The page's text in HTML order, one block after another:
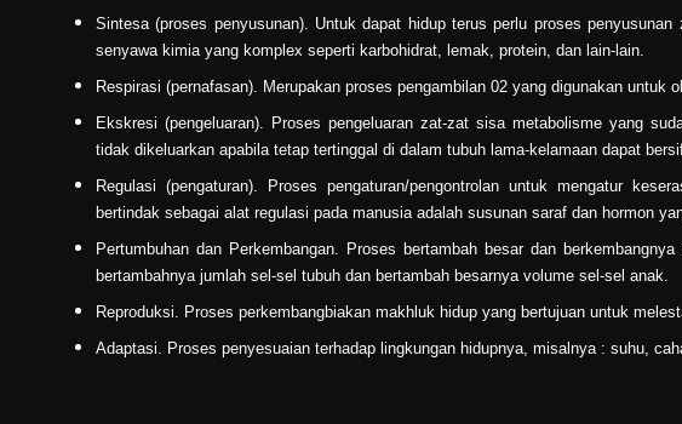
Sintesa (proses penyusunan). Untuk dapat hidup terus perlu proses
senyawa kimia yang komplex seperti karbohidrat, lemak, protein, dan lain-lain.
Respirasi (pernafasan). Merupakan proses pengambilan 02 yang digunakan untuk
Ekskresi (pengeluaran). Proses pengeluaran zat-zat sisa metabolisme yang
tidak dikeluarkan apabila tetap tertinggal di dalam tubuh lama-kelamaan dapat
Regulasi (pengaturan). Proses pengaturan/pengontrolan untuk mengatur
bertindak sebagai alat regulasi pada manusia adalah susunan saraf dan hormon
Pertumbuhan dan Perkembangan. Proses bertambah besar dan
bertambahnya jumlah sel-sel tubuh dan bertambah besarnya volume sel-sel anak.
Reproduksi. Proses perkembangbiakan makhluk hidup yang bertujuan untuk
Adaptasi. Proses penyesuaian terhadap lingkungan hidupnya, misalnya : suhu,